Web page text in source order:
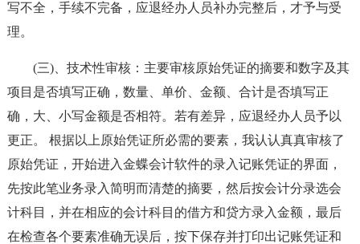
写不全，手续不完备，应退经办人员补办完整后，才予与受
理。
(三)、技术性审核：主要审核原始凭证的摘要和数字及其
项目是否填写正确，数量、单价、金额、合计是否填写正
确，大、小写金额是否相符。若有差异，应退经办人员予以
更正。 根据以上原始凭证所必需的要素，我认认真真审核了
原始凭证，开始进入金蝶会计软件的录入记账凭证的界面，
先按此笔业务录入简明而清楚的摘要，然后按会计分录选会
计科目，并在相应的会计科目的借方和贷方录入金额，最后
在检查各个要素准确无误后，按下保存并打印出记账凭证和